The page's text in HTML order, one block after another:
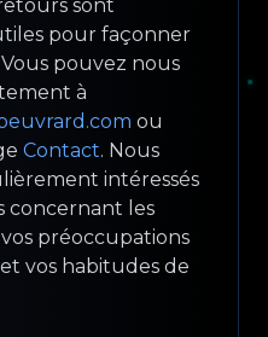
sont
pour façonner
pouvez nous
à
ou
Contact. Nous
intéressés
concernant les
préoccupations
vos habitudes de